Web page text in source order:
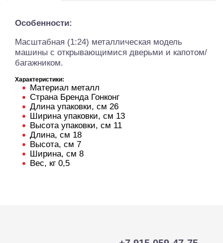
Особенности:
Масштабная (1:24) металлическая модель
машины с открывающимися дверьми и капотом/
багажником.
Характеристики:
Материал металл
Страна Бренда Гонконг
Длина упаковки, см 26
Ширина упаковки, см 13
Высота упаковки, см 11
Длина, см 18
Высота, см 7
Ширина, см 8
Вес, кг 0,5